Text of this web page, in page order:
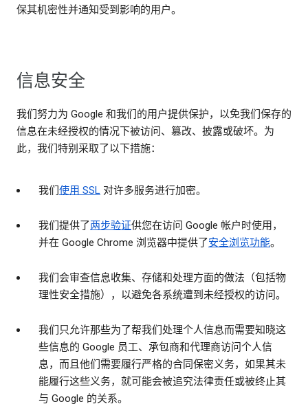
保其机密性并通知受到影响的用户。
信息安全
我们努力为 Google 和我们的用户提供保护，以免我们保存的
信息在未经授权的情况下被访问、篡改、披露或破坏。为
此，我们特别采取了以下措施：
我们使用 SSL 对许多服务进行加密。
我们提供了两步验证供您在访问 Google 帐户时使用，
并在 Google Chrome 浏览器中提供了安全浏览功能。
我们会审查信息收集、存储和处理方面的做法（包括物
理性安全措施），以避免各系统遭到未经授权的访问。
我们只允许那些为了帮我们处理个人信息而需要知晓这
些信息的 Google 员工、承包商和代理商访问个人信
息，而且他们需要履行严格的合同保密义务，如果其未
能履行这些义务，就可能会被追究法律责任或被终止其
与 Google 的关系。